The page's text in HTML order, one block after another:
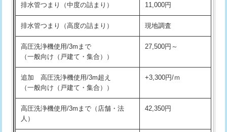
給水管工事※（ホール加工) 16,500円
給水管工事※（バンド止め) 3,300円
給水管工事※（支持金具設置)
給水管工事※（保温材使用（バンド止
め込み）)
5,500円
給水管工事※（土の掘削・埋め戻し作
業)
11,000円
排水管つまり（中度の詰まり） 11,000円
排水管つまり（高度の詰まり） 現地調査
高圧洗浄機使用/3mまで
（一般向け（戸建て・集合））
27,500円～
追加 高圧洗浄機使用/3m超え
（一般向け（戸建て・集合））
+3,300円/ｍ
高圧洗浄機使用/3mまで（店舗・法
人）
42,350円